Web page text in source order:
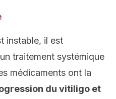
instable, il est
traitement systémique
médicaments ont la
du vitiligo et